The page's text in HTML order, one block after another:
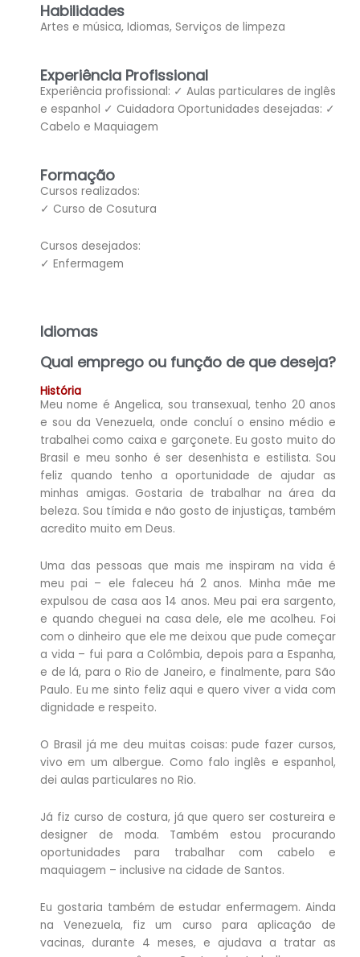
Habilidades
Artes e música, Idiomas, Serviços de limpeza
Experiência Profissional
Experiência profissional: ✓ Aulas particulares de inglês
e espanhol ✓ Cuidadora Oportunidades desejadas: ✓
Cabelo e Maquiagem
Formação
Cursos realizados:
✓ Curso de Cosutura
Cursos desejados:
✓ Enfermagem
Idiomas
Qual emprego ou função de que deseja?
História
Meu nome é Angelica, sou transexual, tenho 20 anos
e sou da Venezuela, onde concluí o ensino médio e
trabalhei como caixa e garçonete. Eu gosto muito do
Brasil e meu sonho é ser desenhista e estilista. Sou
feliz quando tenho a oportunidade de ajudar as
minhas amigas. Gostaria de trabalhar na área da
beleza. Sou tímida e não gosto de injustiças, também
acredito muito em Deus.
Uma das pessoas que mais me inspiram na vida é
meu pai – ele faleceu há 2 anos. Minha mãe me
expulsou de casa aos 14 anos. Meu pai era sargento,
e quando cheguei na casa dele, ele me acolheu. Foi
com o dinheiro que ele me deixou que pude começar
a vida – fui para a Colômbia, depois para a Espanha,
e de lá, para o Rio de Janeiro, e finalmente, para São
Paulo. Eu me sinto feliz aqui e quero viver a vida com
dignidade e respeito.
O Brasil já me deu muitas coisas: pude fazer cursos,
vivo em um albergue. Como falo inglês e espanhol,
dei aulas particulares no Rio.
Já fiz curso de costura, já que quero ser costureira e
designer de moda. Também estou procurando
oportunidades para trabalhar com cabelo e
maquiagem – inclusive na cidade de Santos.
Eu gostaria também de estudar enfermagem. Ainda
na Venezuela, fiz um curso para aplicação de
vacinas, durante 4 meses, e ajudava a tratar as